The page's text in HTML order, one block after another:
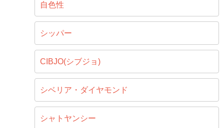
自色性
シッパー
CIBJO(シブジョ)
シベリア・ダイヤモンド
シャトヤンシー